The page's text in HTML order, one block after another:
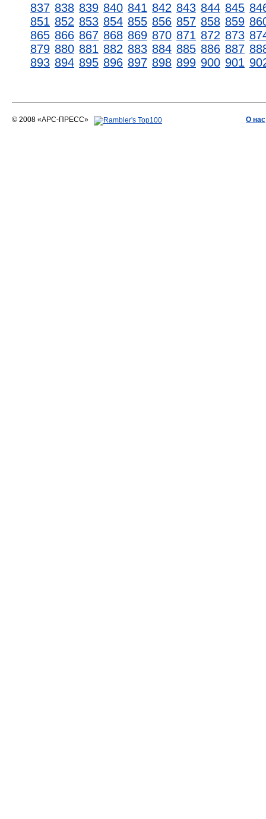
837 838 839 840 841 842 843 844 845
851 852 853 854 855 856 857 858 859
865 866 867 868 869 870 871 872 873
879 880 881 882 883 884 885 886 887
893 894 895 896 897 898 899 900 901
© 2008 «АРС-ПРЕСС» О нас